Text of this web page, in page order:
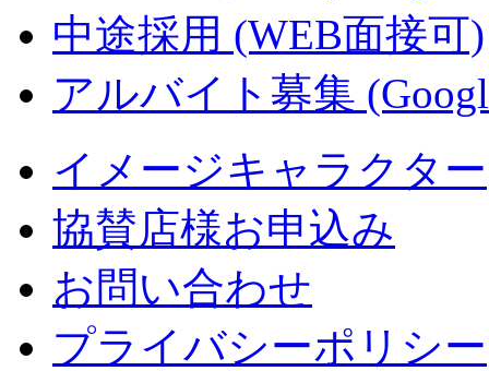
中途採用 (WEB面接可)
アルバイト募集
イメージキャラクター
協賛店様お申込み
お問い合わせ
プライバシーポリシー